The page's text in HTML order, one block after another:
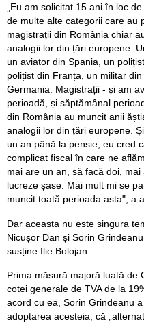
„Eu am solicitat 15 ani în loc
de multe alte categorii care au
magistrații din România chiar
analogii lor din țări europene.
un aviator din Spania, un
polițist din Franța, un militar
Germania. Magistrații - și am
perioadă, și săptămânal
din România au muncit anii
analogii lor din țări europene.
un an până la pensie, eu cred
complicat fiscal în care ne
mai are un an, să facă doi,
lucreze șase. Mai mult mi se
muncit toată perioada asta", a
Dar aceasta nu este singura
Nicușor Dan și Sorin
susține Ilie Bolojan.
Prima măsură majoră luată de
cotei generale de TVA de la
acord cu ea, Sorin Grindeanu
adoptarea acesteia, că